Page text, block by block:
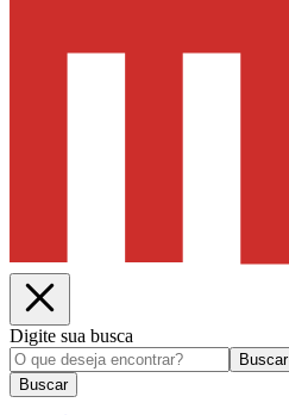
Digite sua busca
Buscar
Buscar